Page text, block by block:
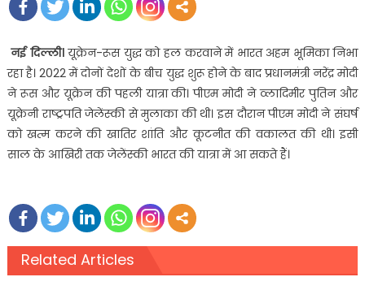
नई दिल्ली।यूक्रेन-रूस युद्ध को हल करवाने में भारत अहम भूमिका निभा
रहा है। 2022 में दोनों देशों के बीच युद्ध शुरू होने के बाद प्रधानमंत्री नरेंद्र मोदी
ने रूस और यूक्रेन की पहली यात्रा की। पीएम मोदी ने व्लादिमीर पुतिन और
यूक्रेनी राष्ट्रपति जेलेंस्की से मुलाका की थी। इस दौरान पीएम मोदी ने संघर्ष
को खत्म करने की खातिर शांति और कूटनीत की वकालत की थी। इसी
साल के आखिरी तक जेलेंस्की भारत की यात्रा में आ सकते हैं।
Related Articles